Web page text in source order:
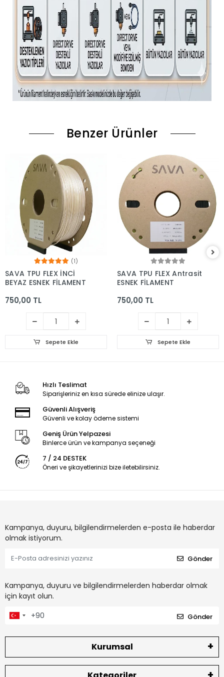
Benzer Ürünler
(1)
SAVA TPU FLEX İNCİ
BEYAZ ESNEK FİLAMENT
750,00 TL
Sepete Ekle
SAVA TPU FLEX Antrasit
ESNEK FİLAMENT
750,00 TL
Sepete Ekle
Hızlı Teslimat
Siparişleriniz en kısa sürede elinize ulaşır.
Güvenli Alışveriş
Güvenli ve kolay ödeme sistemi
Geniş Ürün Yelpazesi
Binlerce ürün ve kampanya seçeneği
7 / 24 DESTEK
Öneri ve şikayetlerinizi bize iletebilirsiniz.
Kampanya, duyuru, bilgilendirmelerden e-posta ile haberdar
olmak istiyorum.
Gönder
Kampanya, duyuru ve bilgilendirmelerden haberdar olmak
için kayıt olun.
Gönder
Kurumsal